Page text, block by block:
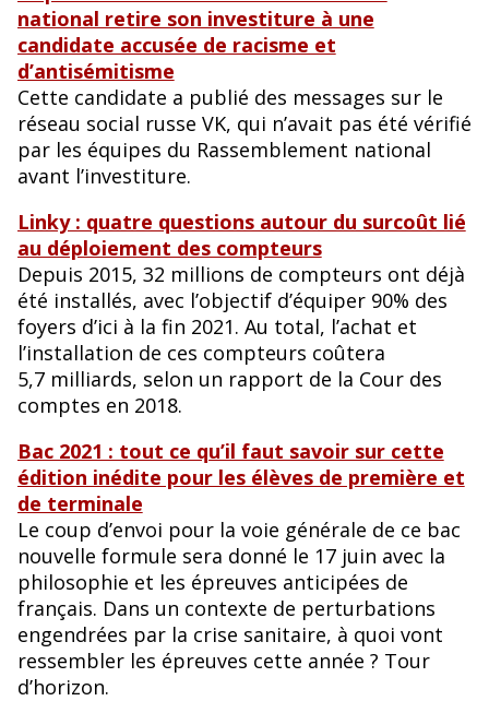
national retire son investiture à une
candidate accusée de racisme et
d’antisémitisme
Cette candidate a publié des messages sur le
réseau social russe VK, qui n’avait pas été vérifié
par les équipes du Rassemblement national
avant l’investiture.
Linky : quatre questions autour du surcoût lié
au déploiement des compteurs
Depuis 2015, 32 millions de compteurs ont déjà
été installés, avec l’objectif d’équiper 90% des
foyers d’ici à la fin 2021. Au total, l’achat et
l’installation de ces compteurs coûtera
5,7 milliards, selon un rapport de la Cour des
comptes en 2018.
Bac 2021 : tout ce qu’il faut savoir sur cette
édition inédite pour les élèves de première et
de terminale
Le coup d’envoi pour la voie générale de ce bac
nouvelle formule sera donné le 17 juin avec la
philosophie et les épreuves anticipées de
français. Dans un contexte de perturbations
engendrées par la crise sanitaire, à quoi vont
ressembler les épreuves cette année ? Tour
d’horizon.